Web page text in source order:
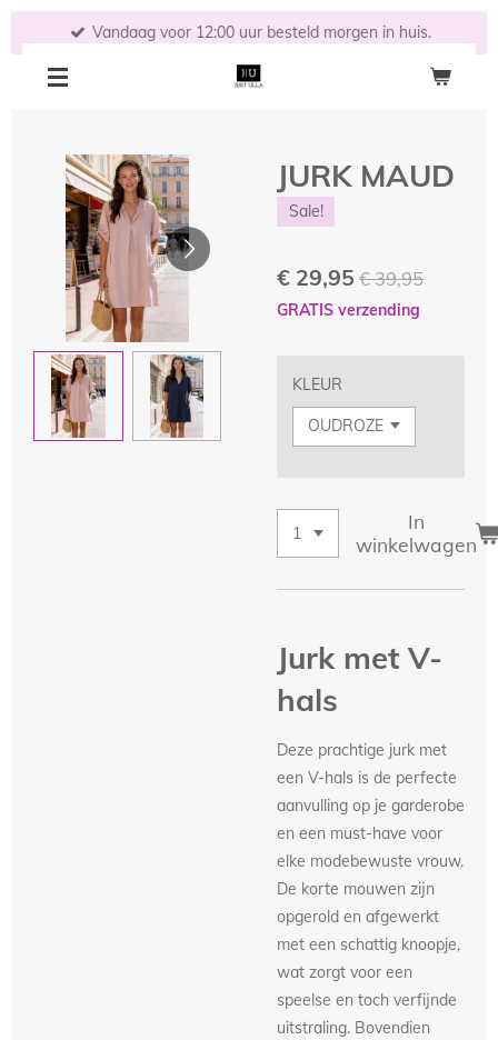
direct
Vandaag voor 12:00 uur besteld morgen in huis.
JURK MAUD
Sale!
€ 29,95 € 39,95
GRATIS verzending
KLEUR
In
winkelwagen
Jurk met V-
hals
Deze prachtige jurk met
een V-hals is de perfecte
aanvulling op je garderobe
en een must-have voor
elke modebewuste vrouw.
De korte mouwen zijn
opgerold en afgewerkt
met een schattig knoopje,
wat zorgt voor een
speelse en toch verfijnde
uitstraling. Bovendien